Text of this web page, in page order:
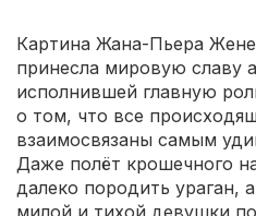
Картина Жана-Пьера
принесла мировую славу
исполнившей главную
о том, что все
взаимосвязаны самым
Даже полёт крошечного
далеко породить ураган,